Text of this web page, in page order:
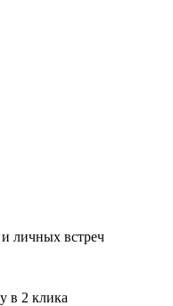
личных встреч
в 2 клика